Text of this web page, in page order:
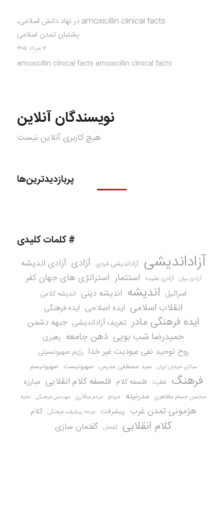
amoxicillin clinical facts در نهاد دانش اسلامی،
پشتبان تمدن اسلامی
۱۲ مرداد ۱۴۰۵
amoxicillin clinical facts amoxicillin clinical facts
نویسندگان آنلاین
هیچ کاربری آنلاین نیست
پربازدیدترین‌ها
# کلمات کلیدی
آزاداندیشی آزاداندیشی فردی آزادی آزادی اندیشه
آزادی بیان آزادی عقیده استثمار استراتژی های جهان کفر
اسرائیل اندیشه اندیشه دینی اندیشه کلامی
انقلاب اسلامی ایده اصلاحی ایده فرهنگی
ایده فرهنگی مادر تعریف آزاداندیشی جبهه دشمن
حمیدرضا شب بویی ذهن جامعه رهبری
روح توحید نفی عبودیت غیر خدا رژیم صهیونسیتی
ساکن خیابان ایران سید مصطفی مدرس صهیونیست صهیونیسم
فرهنگ فطرت فلسفه کلام فلسفه کلام انقلابی مبارزه
محسن حسام مظاهری مدرنیته مردم مردم سالاری مهندسی فرهنگی نخبه
هژمونی تمدن غرب پیشرفت چرخه پیشرفت فرهنگی کلام
کلام انقلابی گفتمان گفتمان سازی